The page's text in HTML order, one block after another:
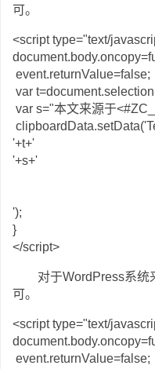
可。
<script type="text/
event.returnValue=false;
var
var s="本文来源于
'+t+'
'+s+'
');
}
</script>
对于WordPress系统来
可。
<script type="text/
event.returnValue=false;